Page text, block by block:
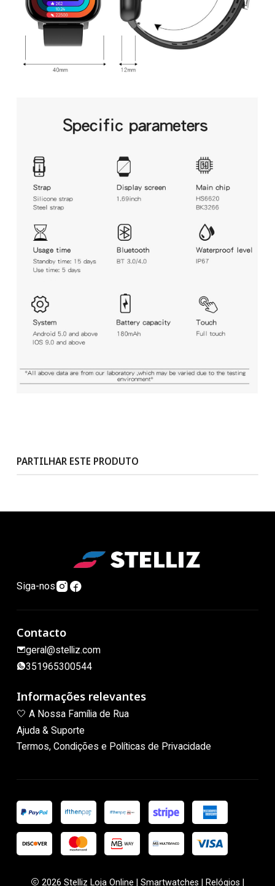
PARTILHAR ESTE PRODUTO
Siga-nos
Contacto
geral@stelliz.com
351965300544
Informações relevantes
🤍 A Nossa Família de Rua
Ajuda & Suporte
Termos, Condições e Políticas de Privacidade
2026 Stelliz Loja Online | Smartwatches | Relógios |